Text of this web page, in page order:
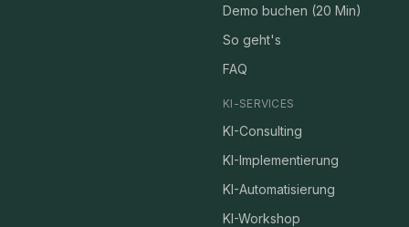
Demo buchen (20 Min)
So geht's
FAQ
KI-SERVICES
KI-Consulting
KI-Implementierung
KI-Automatisierung
KI-Workshop